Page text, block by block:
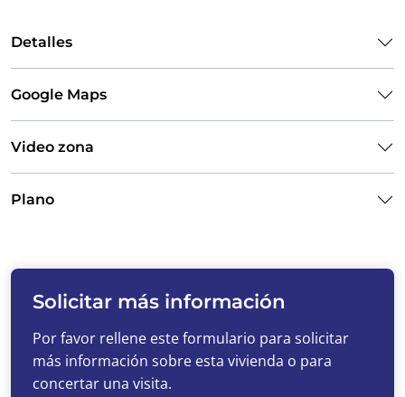
Detalles
Google Maps
Video zona
Plano
Solicitar más información
Por favor rellene este formulario para solicitar
más información sobre esta vivienda o para
concertar una visita.